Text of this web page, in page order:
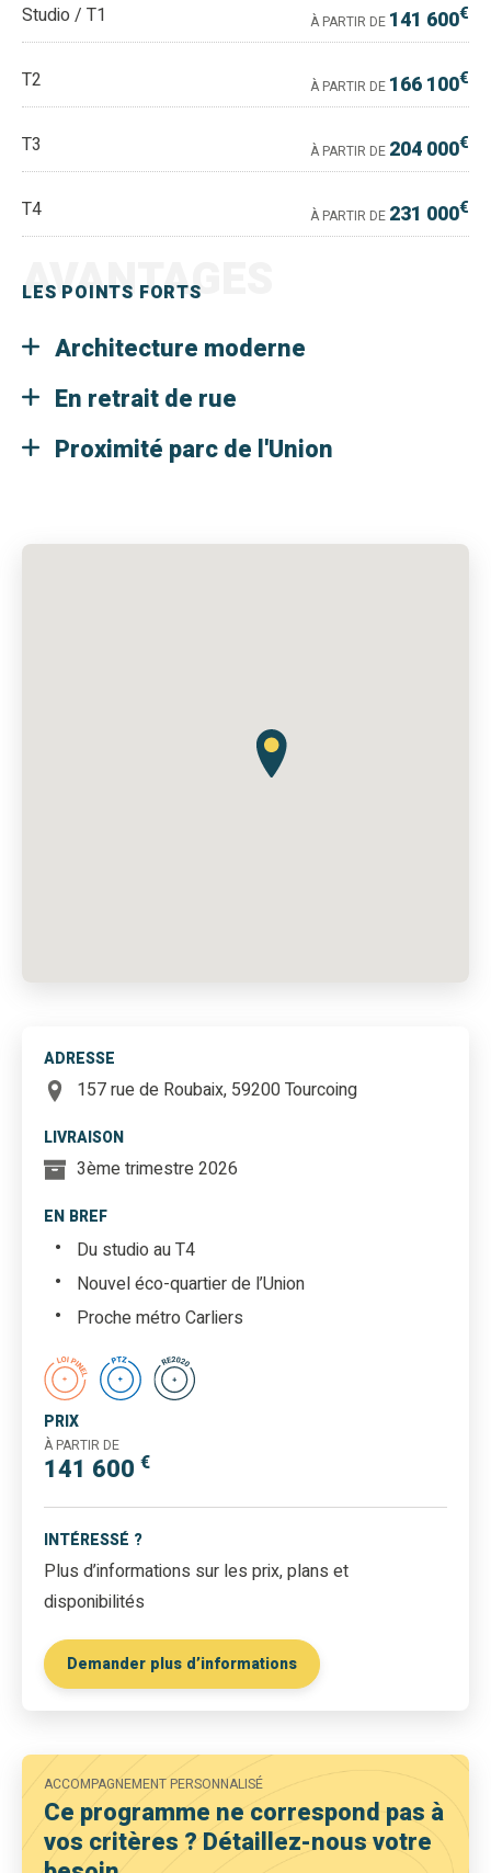
Studio / T1 À PARTIR DE 141 600€
T2 À PARTIR DE 166 100€
T3 À PARTIR DE 204 000€
T4 À PARTIR DE 231 000€
LES POINTS FORTS
AVANTAGES
Architecture moderne
En retrait de rue
Proximité parc de l'Union
ADRESSE
157 rue de Roubaix, 59200 Tourcoing
LIVRAISON
3ème trimestre 2026
EN BREF
Du studio au T4
Nouvel éco-quartier de l’Union
Proche métro Carliers
PRIX
À PARTIR DE
141 600 €
INTÉRESSÉ ?
Plus d’informations sur les prix, plans et
disponibilités
Demander plus d’informations
ACCOMPAGNEMENT PERSONNALISÉ
Ce programme ne correspond pas à
vos critères ? Détaillez-nous votre